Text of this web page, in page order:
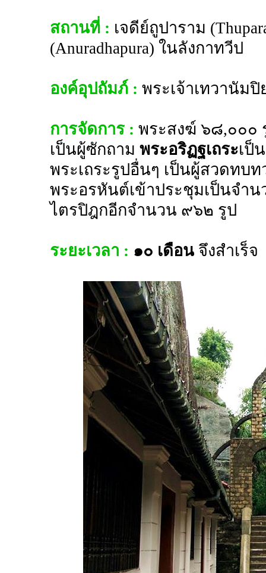
สถานที่ : เจดีย์ถูปาราม
(Anuradhapura) ในลังกาทวีป
องค์อุปถัมภ์ : พระเจ้าเทวานัม
การจัดการ : พระสงฆ์ ๖๘,๐๐๐
เป็นผู้ซักถาม พระอริฏฐเถระเป็
พระเถระรูปอื่นๆ เป็นผู้สวดทบ
พระอรหันต์เข้าประชุมเป็นจำ
ไตรปิฎกอีกจำนวน ๙๖๒ รูป
ระยะเวลา : ๑๐ เดือนจึงสำเร็จ